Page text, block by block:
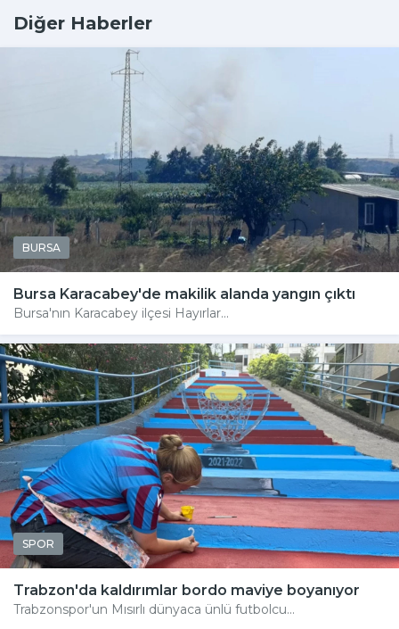
Diğer Haberler
BURSA
Bursa Karacabey'de makilik alanda yangın çıktı
Bursa'nın Karacabey ilçesi Hayırlar...
SPOR
Trabzon'da kaldırımlar bordo maviye boyanıyor
Trabzonspor'un Mısırlı dünyaca ünlü futbolcu...